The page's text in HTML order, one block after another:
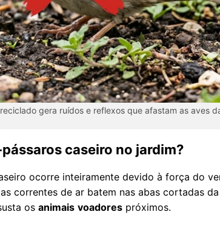
gera ruídos e reflexos que afastam as aves
caseiro no jardim?
ocorre inteiramente devido à força do
correntes de ar batem nas abas cortadas
os animais voadores próximos.